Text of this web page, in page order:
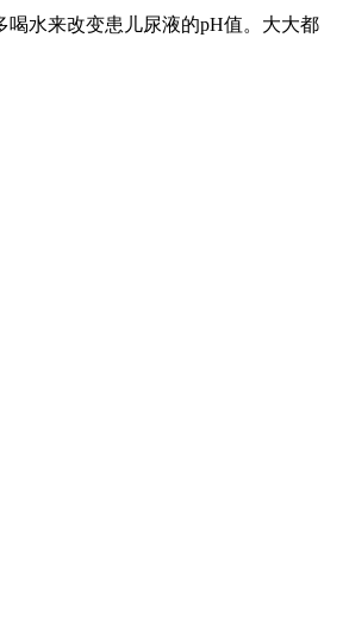
水来改变患儿尿液的pH值。大大都